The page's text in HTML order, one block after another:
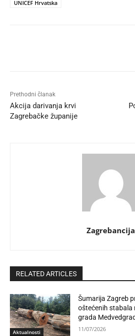
UNICEF Hrvatska
Prethodni članak
Akcija darivanja krvi
Zagrebačke županije
Zagrebancija
RELATED ARTICLES
Aktualnosti
Šumarija Zagreb
oštećenih stabala
grada
11/07/2026